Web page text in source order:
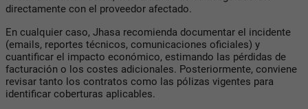
directamente con el proveedor afectado.
En cualquier caso, Jhasa recomienda documentar el incidente
(emails, reportes técnicos, comunicaciones oficiales) y
cuantificar el impacto económico, estimando las pérdidas de
facturación o los costes adicionales. Posteriormente, conviene
revisar tanto los contratos como las pólizas vigentes para
identificar coberturas aplicables.